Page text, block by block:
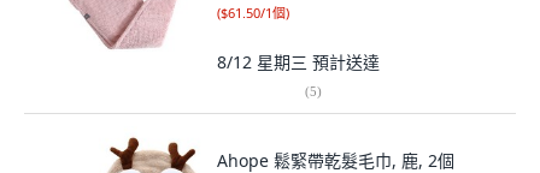
($61.50/1個)
8/12 星期三 預計送達
(5)
Ahope 鬆緊帶乾髮毛巾, 鹿, 2個